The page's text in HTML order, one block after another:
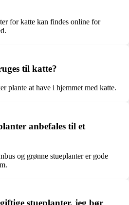
for katte kan findes online for
til katte?
plante at have i hjemmet med katte.
anbefales til et
og grønne stueplanter er gode